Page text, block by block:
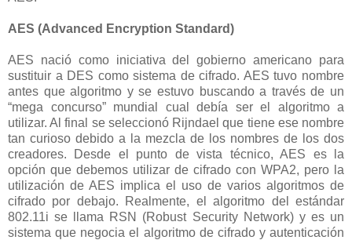
AES (Advanced Encryption Standard)
AES nació como iniciativa del gobierno americano para
sustituir a DES como sistema de cifrado. AES tuvo nombre
antes que algoritmo y se estuvo buscando a través de un
“mega concurso” mundial cual debía ser el algoritmo a
utilizar. Al final se seleccionó Rijndael que tiene ese nombre
tan curioso debido a la mezcla de los nombres de los dos
creadores. Desde el punto de vista técnico, AES es la
opción que debemos utilizar de cifrado con WPA2, pero la
utilización de AES implica el uso de varios algoritmos de
cifrado por debajo. Realmente, el algoritmo del estándar
802.11i se llama RSN (Robust Security Network) y es un
sistema que negocia el algoritmo de cifrado y autenticación